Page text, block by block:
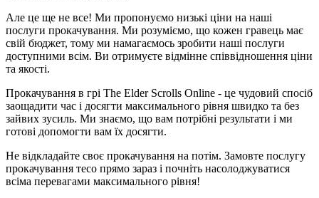
Але це ще не все! Ми пропонуємо низькі ціни на наші
послуги прокачування. Ми розуміємо, що кожен гравець має
свій бюджет, тому ми намагаємось зробити наші послуги
доступними всім. Ви отримуєте відмінне співвідношення ціни
та якості.
Прокачування в грі The Elder Scrolls Online - це чудовий спосіб
заощадити час і досягти максимального рівня швидко та без
зайвих зусиль. Ми знаємо, що вам потрібні результати і ми
готові допомогти вам їх досягти.
Не відкладайте своє прокачування на потім. Замовте послугу
прокачування тесо прямо зараз і почніть насолоджуватися
всіма перевагами максимального рівня!